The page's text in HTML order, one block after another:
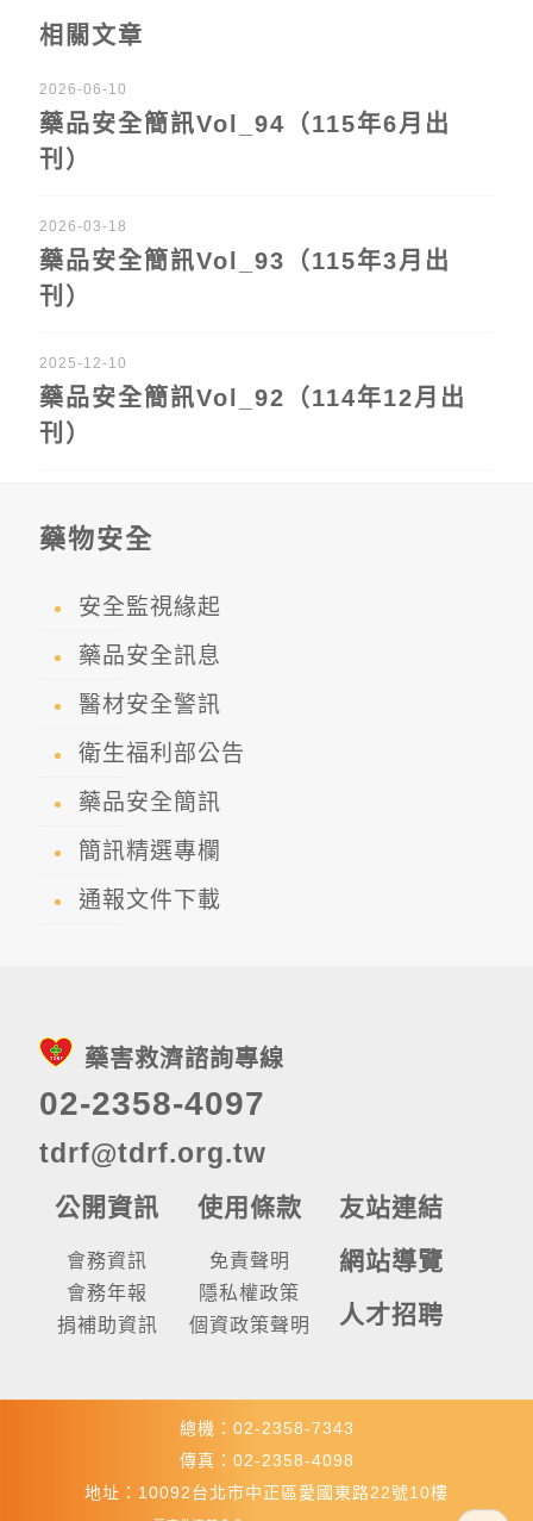
相關文章
2026-06-10
藥品安全簡訊Vol_94（115年6月出
刊）
2026-03-18
藥品安全簡訊Vol_93（115年3月出
刊）
2025-12-10
藥品安全簡訊Vol_92（114年12月出
刊）
藥物安全
安全監視緣起
藥品安全訊息
醫材安全警訊
衛生福利部公告
藥品安全簡訊
簡訊精選專欄
通報文件下載
藥害救濟諮詢專線
02-2358-4097
tdrf@tdrf.org.tw
公開資訊
會務資訊
會務年報
捐補助資訊
使用條款
免責聲明
隱私權政策
個資政策聲明
友站連結
網站導覽
人才招聘
總機：02-2358-7343
傳真：02-2358-4098
地址：10092台北市中正區愛國東路22號10樓